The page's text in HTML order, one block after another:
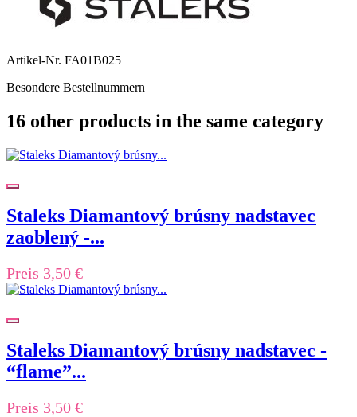
Artikel-Nr. FA01B025
Besondere Bestellnummern
16 other products in the same category
Staleks Diamantový brúsny nadstavec
zaoblený -...
Preis 3,50 €
Staleks Diamantový brúsny nadstavec -
“flame”...
Preis 3,50 €